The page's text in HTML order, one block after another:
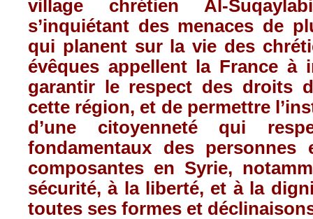
village chrétien Al-
s’inquiétant des menaces de
qui planent sur la vie des
évêques appellent la France à
garantir le respect des droits
cette région, et de permettre
d’une citoyenneté qui
fondamentaux des
composantes en Syrie,
sécurité, à la liberté, et à la
toutes ses formes et